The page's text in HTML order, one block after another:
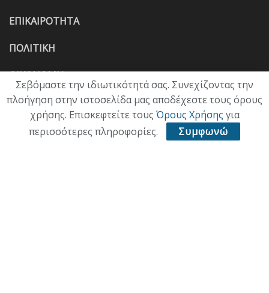
ΕΠΙΚΑΙΡΟΤΗΤΑ
ΠΟΛΙΤΙΚΗ
ΟΙΚΟΝΟΜΙΑ
ΠΟΛΙΤΙΣΜΟΣ
ΥΓΕΙΑ
Σεβόμαστε την ιδιωτικότητά σας. Συνεχίζοντας την
πλοήγηση στην ιστοσελίδα μας αποδέχεστε τους όρους
χρήσης. Επισκεφτείτε τους Όρους Χρήσης για
περισσότερες πληροφορίες.
Συμφωνώ